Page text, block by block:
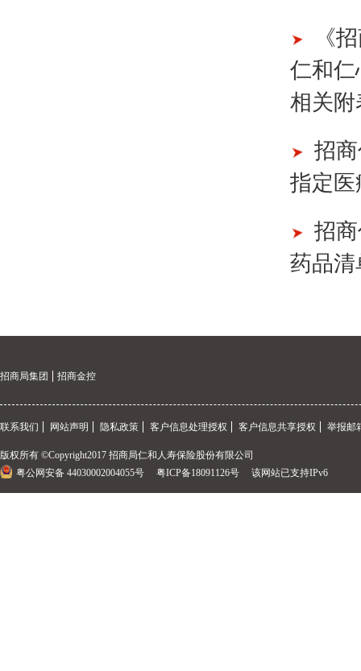
《
仁和仁
相关附
招
指定
招
药品清
招商局集团 招商金控
联系我们 网站声明 隐私政策 客户信息处理授权 客户信息共享授权 举报邮
版权所有 ©Copyright2017 招商局仁和人寿保险股份有限公司
粤公网安备 44030002004055号
粤ICP备18091126号 该网站已支持IPv6